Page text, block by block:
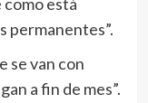
permanentes”.
se van con
a fin de mes”.